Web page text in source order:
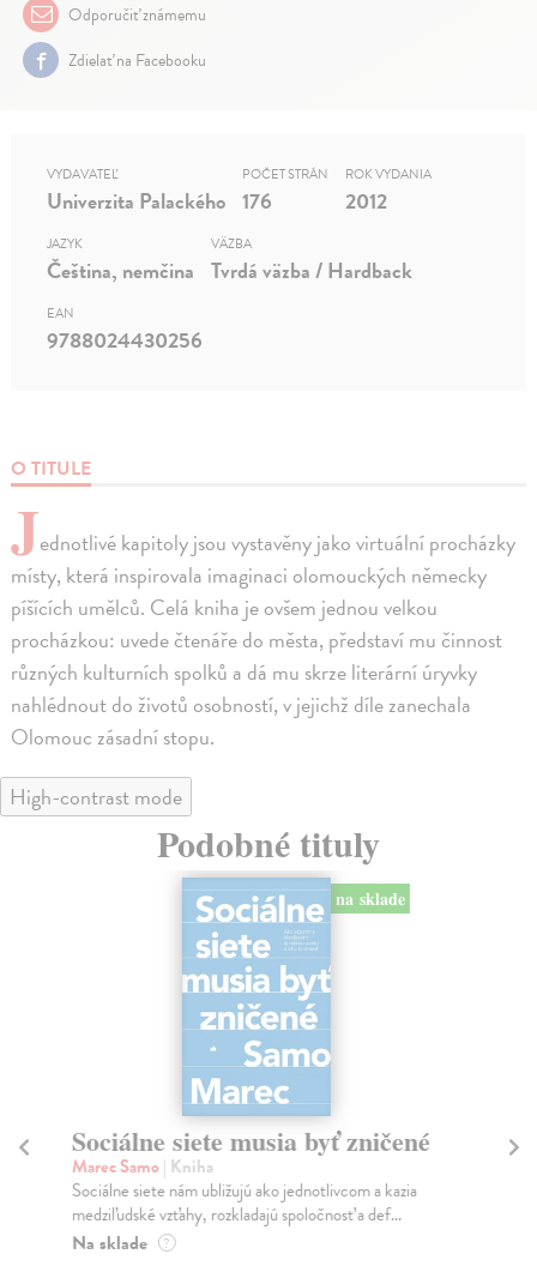
Odporučiť známemu
Zdielať na Facebooku
O TITULE
Jednotlivé kapitoly jsou vystavěny jako virtuální procházky
místy, která inspirovala imaginaci olomouckých německy
píšících umělců. Celá kniha je ovšem jednou velkou
procházkou: uvede čtenáře do města, představí mu činnost
různých kulturních spolků a dá mu skrze literární úryvky
nahlédnout do životů osobností, v jejichž díle zanechala
Olomouc zásadní stopu.
VYDAVATEĽ
Univerzita Palackého
POČET STRÁN
176
ROK VYDANIA
2012
JAZYK
Čeština, nemčina
VÄZBA
Tvrdá väzba / Hardback
EAN
9788024430256
High-contrast mode
Podobné tituly
na sklade
Sociálne siete musia byť zničené
Marec Samo| Kniha
Sociálne siete nám ubližujú ako jednotlivcom a kazia
medziľudské vzťahy, rozkladajú spoločnosť a def...
Na sklade ?